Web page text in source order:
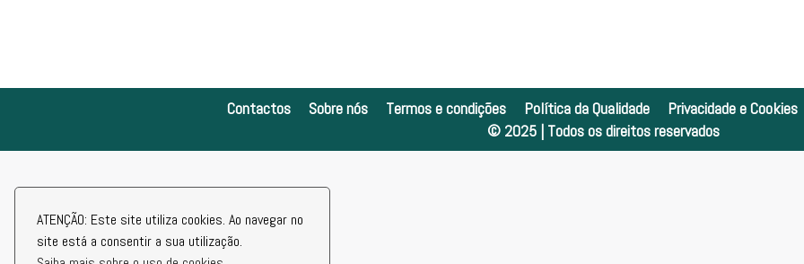
ATENÇÃO: Este site utiliza cookies. Ao navegar no
site está a consentir a sua utilização.
Contactos Sobre nós Termos e condições Política da Qualidade Privacidade e Cookies
© 2025 | Todos os direitos reservados